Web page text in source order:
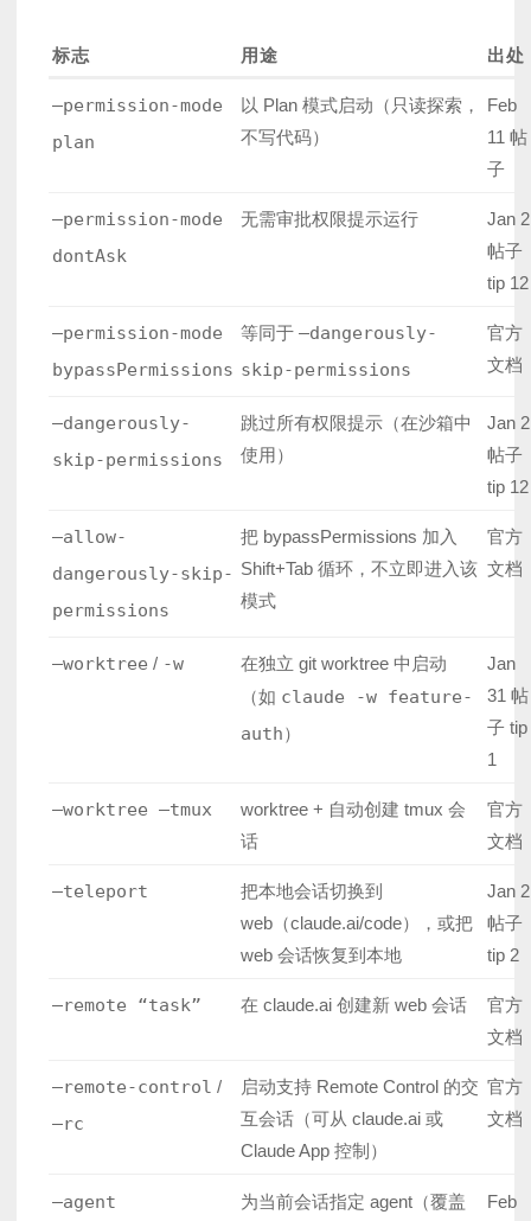
标志 用途 出处
–permission-mode
plan
以 Plan 模式启动（只读探索，
不写代码）
Feb
11 帖
子
–permission-mode
dontAsk
无需审批权限提示运行
Jan 2
帖子
tip 12
–permission-mode
bypassPermissions
等同于 –dangerously-
skip-permissions
官方
文档
–dangerously-
skip-permissions
跳过所有权限提示（在沙箱中
使用）
Jan 2
帖子
tip 12
–allow-
dangerously-skip-
permissions
把 bypassPermissions 加入
Shift+Tab 循环，不立即进入该
模式
官方
文档
–worktree / -w
在独立 git worktree 中启动
（如 claude -w feature-
auth）
Jan
31 帖
子 tip
1
–worktree –tmux
worktree + 自动创建 tmux 会
话
官方
文档
–teleport
把本地会话切换到
web（claude.ai/code），或把
web 会话恢复到本地
Jan 2
帖子
tip 2
–remote “task” 在 claude.ai 创建新 web 会话
官方
文档
–remote-control /
–rc
启动支持 Remote Control 的交
互会话（可从 claude.ai 或
Claude App 控制）
官方
文档
–agent 为当前会话指定 agent（覆盖 Feb